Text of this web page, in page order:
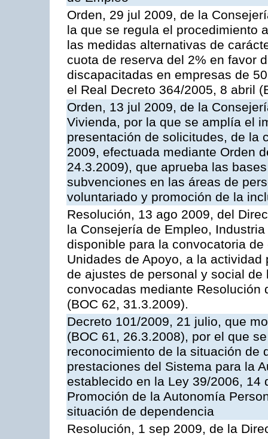
Orden, 29 jul 2009, de la
la que se regula el procedimiento
las medidas alternativas de
cuota de reserva del 2% en favor
discapacitadas en empresas de
el Real Decreto 364/2005, 8 abril
Orden, 13 jul 2009, de la
Vivienda, por la que se amplía el
presentación de solicitudes, de la
2009, efectuada mediante Orden
24.3.2009), que aprueba las
subvenciones en las áreas de
voluntariado y promoción de la
Resolución, 13 ago 2009, del
la Consejería de Empleo,
disponible para la convocatoria
Unidades de Apoyo, a la
de ajustes de personal y social
convocadas mediante Resolución
(BOC 62, 31.3.2009).
Decreto 101/2009, 21 julio, que
(BOC 61, 26.3.2008), por el que
reconocimiento de la situación de
prestaciones del Sistema para la
establecido en la Ley 39/2006, 14
Promoción de la Autonomía
situación de dependencia
Resolución, 1 sep 2009, de la